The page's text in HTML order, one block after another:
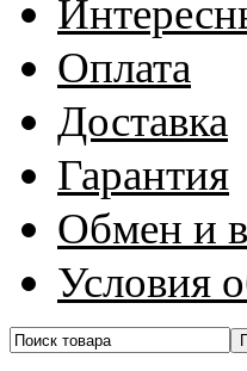
Оплата
Доставка
Гарантия
Обмен и
Условия